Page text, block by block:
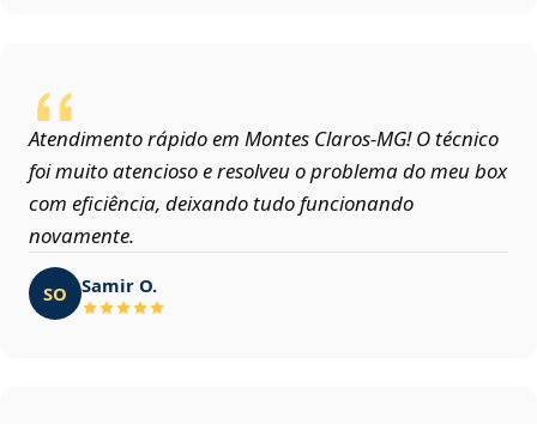
Atendimento rápido em Montes Claros‑MG! O técnico
foi muito atencioso e resolveu o problema do meu box
com eficiência, deixando tudo funcionando
novamente.
SO Samir O.